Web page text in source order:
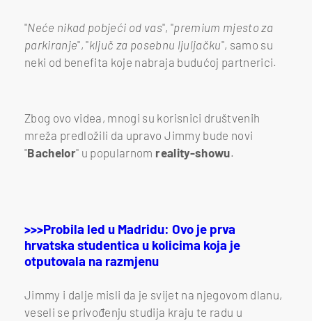
"Neće nikad pobjeći od vas", "premium mjesto za
parkiranje", "ključ za posebnu ljuljačku", samo su
neki od benefita koje nabraja budućoj partnerici.
Zbog ovo videa, mnogi su korisnici društvenih
mreža predložili da upravo Jimmy bude novi
"Bachelor" u popularnom reality-showu.
>>>Probila led u Madridu: Ovo je prva
hrvatska studentica u kolicima koja je
otputovala na razmjenu
Jimmy i dalje misli da je svijet na njegovom dlanu,
veseli se privođenju studija kraju te radu u